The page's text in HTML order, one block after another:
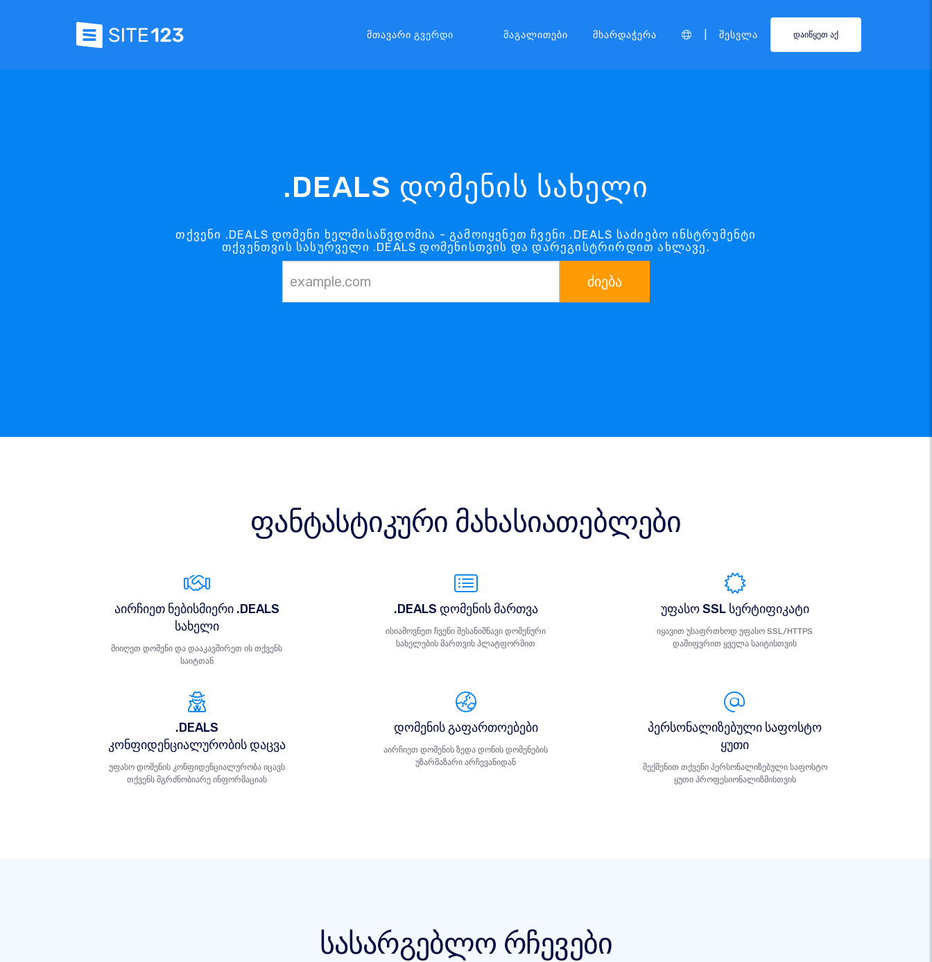
Მთავარი Გვერდი Მაგალითები Მხარდაჭერა Შესვლა დაიწყეთ აქ
.DEALS დომენის სახელი
თქვენი .DEALS დომენი ხელმისაწვდომია - გამოიყენეთ ჩვენი .DEALS საძიებო ინსტრუმენტი
თქვენთვის სასურველი .DEALS დომენისთვის და დარეგისტრირდით ახლავე.
ძიება
ფანტასტიკური მახასიათებლები
აირჩიეთ ნებისმიერი .DEALS
სახელი
მიიღეთ დომენი და დააკავშირეთ ის თქვენს
საიტთან
.DEALS დომენის მართვა
ისიამოვნეთ ჩვენი შესანიშნავი დომენური
სახელების მართვის პლატფორმით
უფასო SSL სერტიფიკატი
იყავით უსაფრთხოდ უფასო SSL/HTTPS
დაშიფვრით ყველა საიტისთვის
.DEALS
კონფიდენციალურობის დაცვა
უფასო დომენის კონფიდენციალურობა იცავს
თქვენს მგრძნობიარე ინფორმაციას
დომენის გაფართოებები
აირჩიეთ დომენის ზედა დონის დომენების
უზარმაზარი არჩევანიდან
პერსონალიზებული საფოსტო
ყუთი
შექმენით თქვენი პერსონალიზებული საფოსტო
ყუთი პროფესიონალიზმისთვის
სასარგებლო რჩევები